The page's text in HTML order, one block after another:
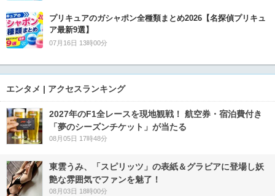
プリキュアのガシャポン全種類まとめ2026【名探偵プリキュ
ア最新9選】
07月16日 13時00分
エンタメ | アクセスランキング
2027年のF1全レースを現地観戦！ 航空券・宿泊費付き
「夢のシーズンチケット」が当たる
08月05日 17時48分
東雲うみ、「スピリッツ」の表紙＆グラビアに登場し妖
艶な雰囲気でファンを魅了！
08月03日 18時00分